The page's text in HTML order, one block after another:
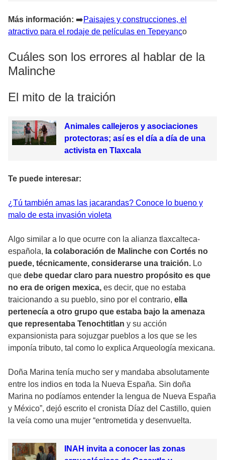
Más información: ➡️Paisajes y construcciones, el
atractivo para el rodaje de películas en Tepeyanco
Cuáles son los errores al hablar de la
Malinche
El mito de la traición
Animales callejeros y asociaciones
protectoras; así es el día a día de una
activista en Tlaxcala
Te puede interesar:
¿Tú también amas las jacarandas? Conoce lo bueno y
malo de esta invasión violeta
Algo similar a lo que ocurre con la alianza tlaxcalteca-
española, la colaboración de Malinche con Cortés no
puede, técnicamente, considerarse una traición. Lo
que debe quedar claro para nuestro propósito es que
no era de origen mexica, es decir, que no estaba
traicionando a su pueblo, sino por el contrario, ella
pertenecía a otro grupo que estaba bajo la amenaza
que representaba Tenochtitlan y su acción
expansionista para sojuzgar pueblos a los que se les
imponía tributo, tal como lo explica Arqueología mexicana.
Doña Marina tenía mucho ser y mandaba absolutamente
entre los indios en toda la Nueva España. Sin doña
Marina no podíamos entender la lengua de Nueva España
y México”, dejó escrito el cronista Díaz del Castillo, quien
la veía como una mujer “entrometida y desenvuelta.
INAH invita a conocer las zonas